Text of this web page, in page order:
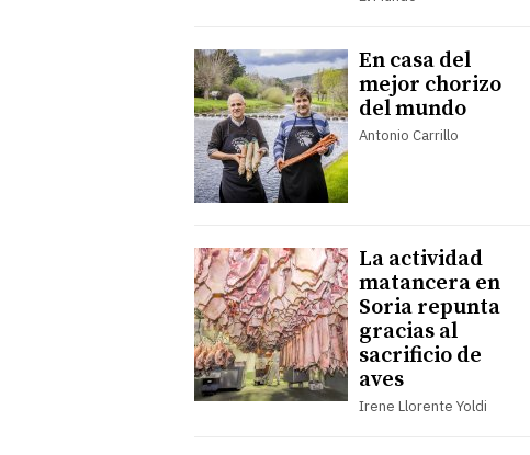
En casa del
mejor chorizo
del mundo
Antonio Carrillo
La actividad
matancera en
Soria repunta
gracias al
sacrificio de
aves
Irene Llorente Yoldi